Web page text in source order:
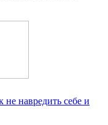
не навредить себе и